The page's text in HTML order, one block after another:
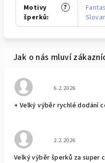
?
Motivy
šperků:
Hodnocení
6.2.2026
+ Velký výběr rychlé dodání
Hodnocení
2.2.2026
Velký výběr šperků za super